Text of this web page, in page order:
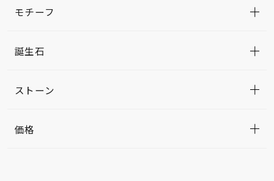
モチーフ
誕生石
ストーン
価格